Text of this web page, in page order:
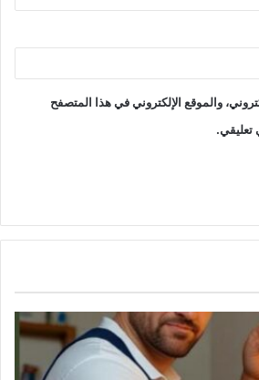
والموقع الإلكتروني في هذا المتصفح
تعليقي.